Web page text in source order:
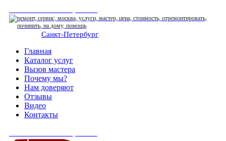
Санкт-Петербург
Главная
Каталог услуг
Вызов мастера
Почему мы?
Нам доверяют
Отзывы
Видео
Контакты